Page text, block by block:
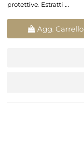
protettive. Estratti ...
Agg. Carrello